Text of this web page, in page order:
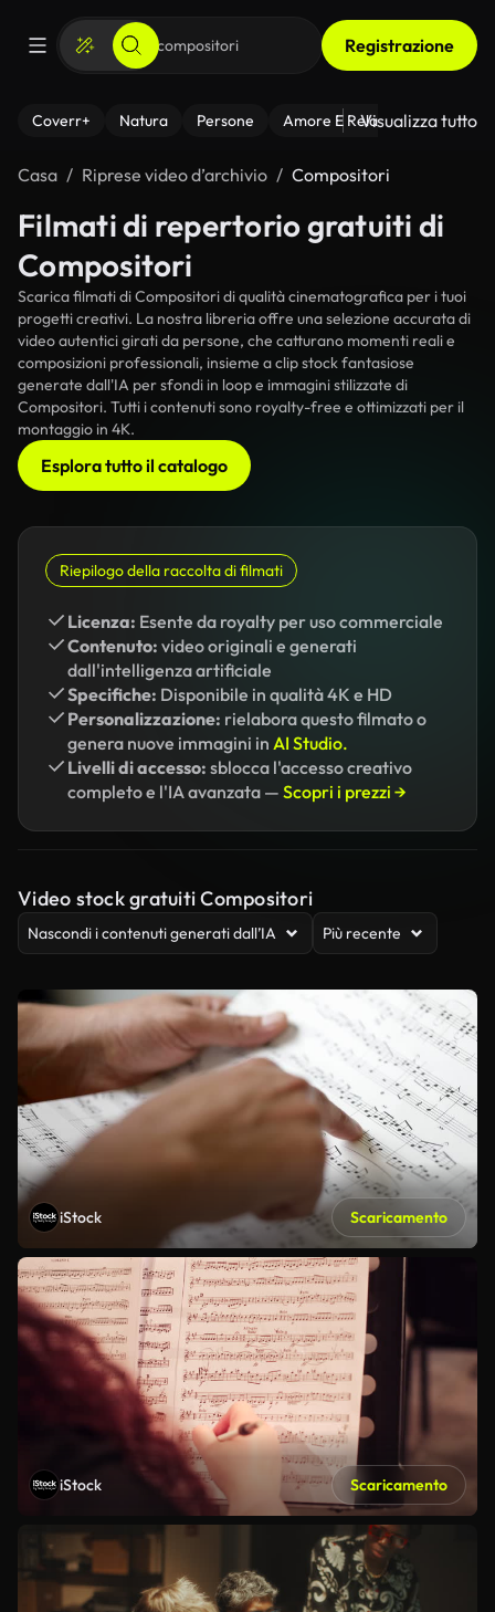
Registrazione
Coverr+ Natura Persone Amore E Relazioni Il
Visualizza tutto
Casa Riprese video d’archivio Compositori
Filmati di repertorio gratuiti di
Compositori
Scarica filmati di Compositori di qualità cinematografica per i tuoi
progetti creativi. La nostra libreria offre una selezione accurata di
video autentici girati da persone, che catturano momenti reali e
composizioni professionali, insieme a clip stock fantasiose
generate dall'IA per sfondi in loop e immagini stilizzate di
Compositori. Tutti i contenuti sono royalty-free e ottimizzati per il
montaggio in 4K.
Esplora tutto il catalogo
Riepilogo della raccolta di filmati
Licenza: Esente da royalty per uso commerciale
Contenuto: video originali e generati
dall'intelligenza artificiale
Specifiche: Disponibile in qualità 4K e HD
Personalizzazione: rielabora questo filmato o
genera nuove immagini in AI Studio.
Livelli di accesso: sblocca l'accesso creativo
completo e l'IA avanzata — Scopri i prezzi →
Video stock gratuiti Compositori
Nascondi i contenuti generati dall’IA Più recente
iStock Scaricamento
iStock Scaricamento